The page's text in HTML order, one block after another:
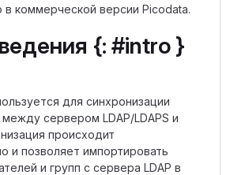
в коммерческой версии Picodata.
{: #intro }
для синхронизации
сервером LDAP/LDAPS и
происходит
и позволяет импортировать
и групп с сервера LDAP в